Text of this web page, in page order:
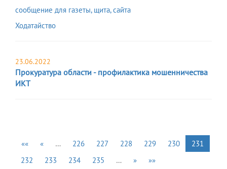
сообщение для газеты, щита, сайта
Ходатайство
23.06.2022
Прокуратура области - профилактика мошенничества
ИКТ
«« « … 226 227 228 229 230
231
232
233 234 235 … » »»